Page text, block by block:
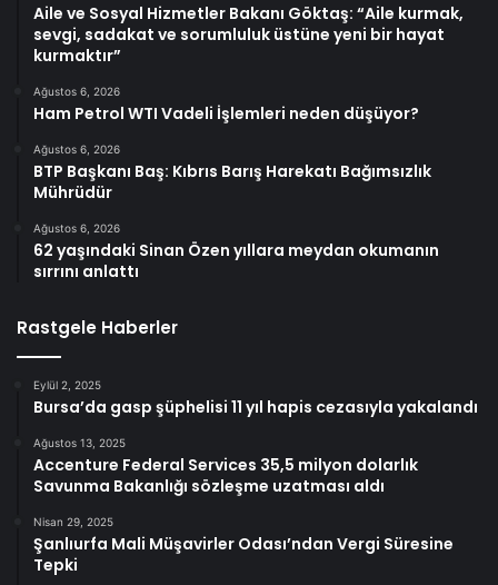
Aile ve Sosyal Hizmetler Bakanı Göktaş: “Aile kurmak,
sevgi, sadakat ve sorumluluk üstüne yeni bir hayat
kurmaktır”
Ağustos 6, 2026
Ham Petrol WTI Vadeli İşlemleri neden düşüyor?
Ağustos 6, 2026
BTP Başkanı Baş: Kıbrıs Barış Harekatı Bağımsızlık
Mührüdür
Ağustos 6, 2026
62 yaşındaki Sinan Özen yıllara meydan okumanın
sırrını anlattı
Rastgele Haberler
Eylül 2, 2025
Bursa’da gasp şüphelisi 11 yıl hapis cezasıyla yakalandı
Ağustos 13, 2025
Accenture Federal Services 35,5 milyon dolarlık
Savunma Bakanlığı sözleşme uzatması aldı
Nisan 29, 2025
Şanlıurfa Mali Müşavirler Odası’ndan Vergi Süresine
Tepki